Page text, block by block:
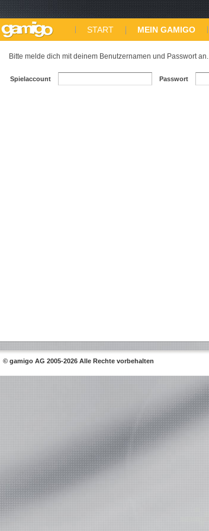
START MEIN GAMIGO
Bitte melde dich mit deinem Benutzernamen und Passwort an.
Spielaccount Passwort
© gamigo AG 2005-2026 Alle Rechte vorbehalten